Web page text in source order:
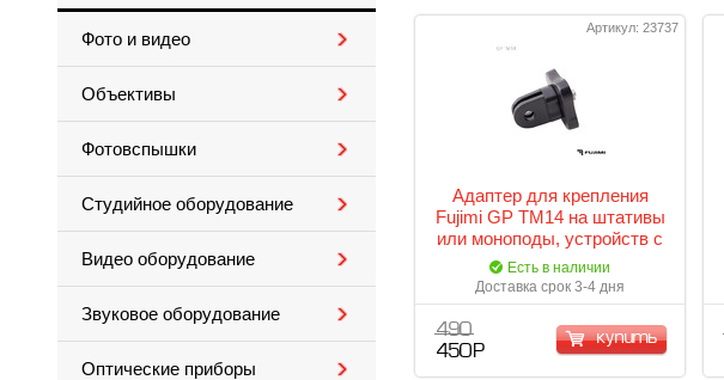
Фото и видео
Объективы
Фотовспышки
Студийное оборудование
Видео оборудование
Звуковое оборудование
Оптические приборы
Артикул: 23737
Адаптер для крепления
Fujimi GP TM14 на штативы
или моноподы, устройств с
разъёмом 1/4
Есть в наличии
Доставка срок 3-4 дня
490
450 Р
купить